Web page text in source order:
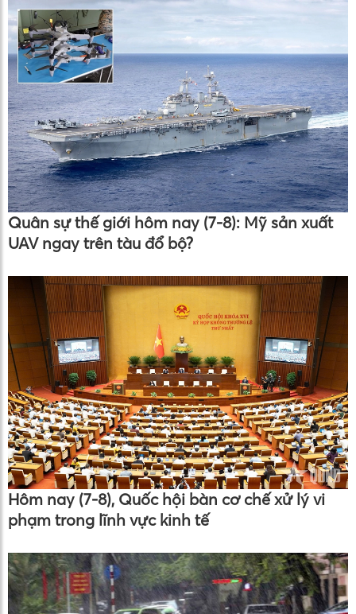
Quân sự thế giới hôm nay (7-8): Mỹ sản xuất
UAV ngay trên tàu đổ bộ?
Hôm nay (7-8), Quốc hội bàn cơ chế xử lý vi
phạm trong lĩnh vực kinh tế